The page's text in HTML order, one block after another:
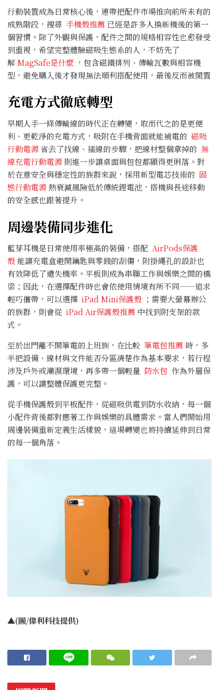
行動裝置成為日常核心後，連帶把配件市場推向前所未有的
成熟階段，搜尋 手機殼推薦 已經是許多人換新機後的第一
個習慣。除了外觀與保護，配件之間的規格相容性也愈發受
到重視，希望完整體驗磁吸生態系的人，不妨先了
解 MagSafe是什麼 ，包含磁鐵排列、傳輸瓦數與相容機
型，避免購入後才發現無法順利搭配使用，最後反而被閒置
充電方式徹底轉型
早期人手一條傳輸線的時代正在轉變，取而代之的是更便
利、更乾淨的充電方式，吸附在手機背面就能補電的 磁吸
行動電源省去了找線、插線的步驟，把線材整個拿掉的 無
線充電行動電源 則進一步讓桌面與包包都顯得更俐落。對
於在意安全與穩定性的族群來說，採用新型電芯技術的 固
態行動電源 熱衰減風險低於傳統鋰電池，搭機與長途移動
的安全感也跟著提升。
周邊裝備同步進化
藍芽耳機是日常使用率極高的裝備，搭配 AirPods保護
殼 能讓充電盒避開鑰匙與零錢的刮傷，附掛繩孔的設計也
有效降低了遺失機率。平板則成為串聯工作與娛樂之間的橋
梁；因此，在選擇配件時也會依使用情境有所不同——追求
輕巧攜帶，可以選擇 iPad Mini保護殼 ；需要大螢幕辦公
的族群，則會從 iPad Air保護殼推薦 中找到附支架的款
式。
至於出門離不開筆電的上班族，在比較 筆電包推薦 時，多
半把設備、線材與文件能否分區清楚作為基本要求，若行程
涉及戶外或潮濕環境，再多帶一個輕量 防水包 作為外層保
護，可以讓整體保護更完整。
從手機保護殼到平板配件，從磁吸供電到防水收納，每一個
小配件背後都對應著工作與娛樂的具體需求。當人們開始用
周邊裝備重新定義生活樣貌，這場轉變也將持續延伸到日常
的每一個角落。
▲(圖/偉利科技提供)